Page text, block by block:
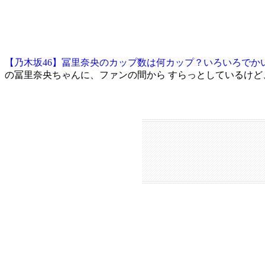
【乃木坂46】冨里奈央のカップ数は何カップ？いろいろで
の冨里奈央ちゃんに、ファンの間から すらっとしているけ